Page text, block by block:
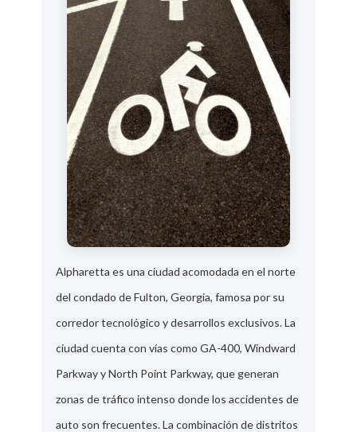
Alpharetta es una ciudad acomodada en el norte
del condado de Fulton, Georgia, famosa por su
corredor tecnológico y desarrollos exclusivos. La
ciudad cuenta con vías como GA-400, Windward
Parkway y North Point Parkway, que generan
zonas de tráfico intenso donde los accidentes de
auto son frecuentes. La combinación de distritos